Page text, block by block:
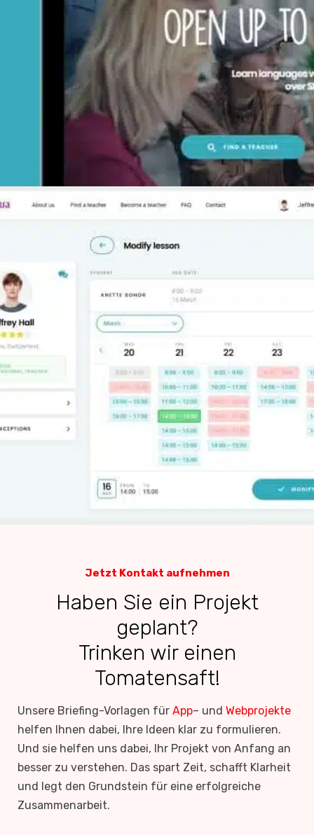
Jetzt Kontakt aufnehmen
Haben Sie ein Projekt
geplant?
Trinken wir einen
Tomatensaft!
Unsere Briefing-Vorlagen für App– und Webprojekte
helfen Ihnen dabei, Ihre Ideen klar zu formulieren.
Und sie helfen uns dabei, Ihr Projekt von Anfang an
besser zu verstehen. Das spart Zeit, schafft Klarheit
und legt den Grundstein für eine erfolgreiche
Zusammenarbeit.